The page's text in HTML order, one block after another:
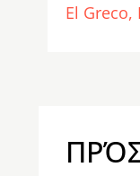
El Greco